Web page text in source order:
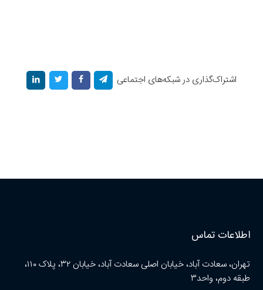
اشتراک‌گذاری در شبکه‌های اجتماعی
اطلاعات تماس
تهران، سعادت آباد، خیابان اصلی سعادت آباد، خیابان ۳۲، پلاک ۱۱۰،
طبقه دوم، واحد۳